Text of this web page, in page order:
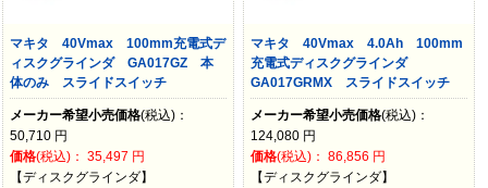
マキタ 40Vmax 100mm充電式デ
ィスクグラインダ GA017GZ 本
体のみ スライドスイッチ
メーカー希望小売価格(税込)：
50,710 円
価格(税込)：35,497 円
【ディスクグラインダ】
マキタ 40Vmax 4.0Ah 100mm
充電式ディスクグラインダ
GA017GRMX スライドスイッチ
メーカー希望小売価格(税込)：
124,080 円
価格(税込)：86,856 円
【ディスクグラインダ】